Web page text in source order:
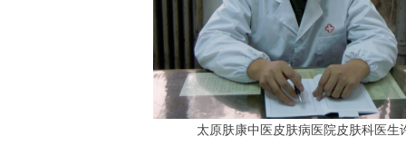
太原肤康中医皮肤病医院皮肤科医生